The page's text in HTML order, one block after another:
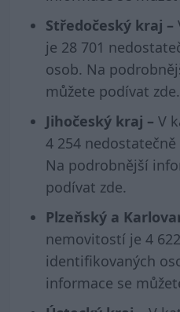
Středočeský kraj –
je 28 701
osob. Na
můžete podívat zde.
Jihočeský kraj – V
4 254
Na podrobnější
podívat zde.
Plzeňský a
nemovitostí je 4
identifikovaných
informace se